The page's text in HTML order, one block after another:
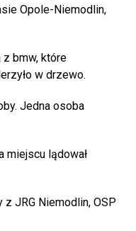
Opole-Niemodlin,
z bmw, które
w drzewo.
Jedna osoba
miejscu lądował
z JRG Niemodlin, OSP